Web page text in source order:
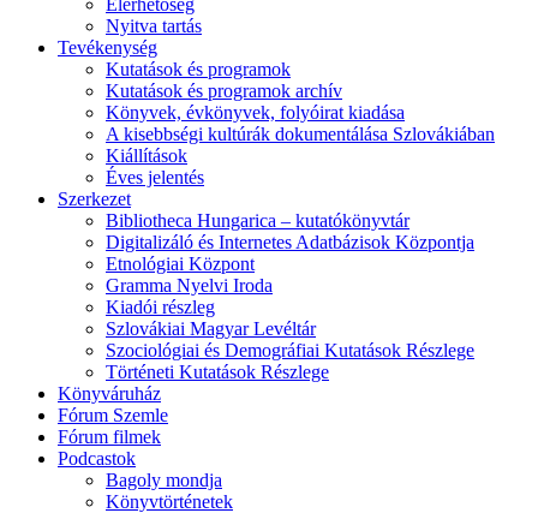
Elérhetőség
Nyitva tartás
Tevékenység
Kutatások és programok
Kutatások és programok archív
Könyvek, évkönyvek, folyóirat kiadása
A kisebbségi kultúrák dokumentálása Szlovákiában
Kiállítások
Éves jelentés
Szerkezet
Bibliotheca Hungarica – kutatókönyvtár
Digitalizáló és Internetes Adatbázisok Központja
Etnológiai Központ
Gramma Nyelvi Iroda
Kiadói részleg
Szlovákiai Magyar Levéltár
Szociológiai és Demográfiai Kutatások Részlege
Történeti Kutatások Részlege
Könyváruház
Fórum Szemle
Fórum filmek
Podcastok
Bagoly mondja
Könyvtörténetek